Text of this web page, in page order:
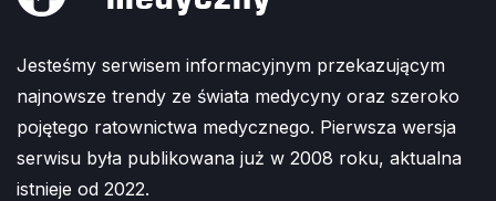
Jesteśmy serwisem informacyjnym przekazującym
najnowsze trendy ze świata medycyny oraz szeroko
pojętego ratownictwa medycznego. Pierwsza wersja
serwisu była publikowana już w 2008 roku, aktualna
istnieje od 2022.